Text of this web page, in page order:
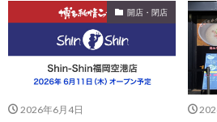
開店・閉店
2026年6月4日